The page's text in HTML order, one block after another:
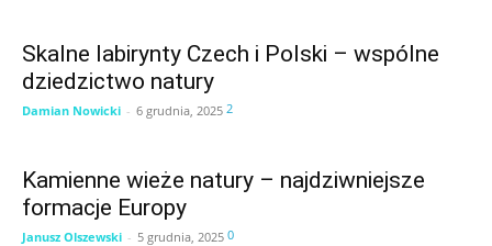
Skalne labirynty Czech i Polski – wspólne
dziedzictwo natury
Damian Nowicki - 6 grudnia, 2025 2
Kamienne wieże natury – najdziwniejsze
formacje Europy
Janusz Olszewski - 5 grudnia, 2025 0